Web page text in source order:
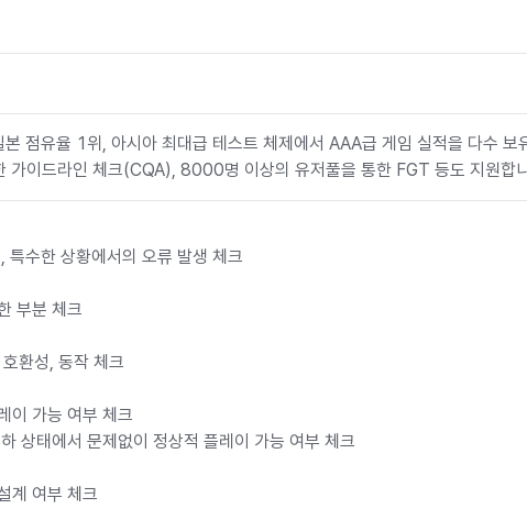
점유율 1위, 아시아 최대급 테스트 체제에서 AAA급 게임 실적을 다수 보
가이드라인 체크(CQA), 8000명 이상의 유저풀을 통한 FGT 등도 지원합
수한 상황에서의 오류 발생 체크
부분 체크
환성, 동작 체크
이 가능 여부 체크
상태에서 문제없이 정상적 플레이 가능 여부 체크
계 여부 체크